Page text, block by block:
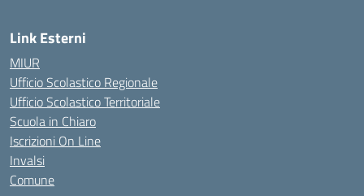
Link Esterni
MIUR
Ufficio Scolastico Regionale
Ufficio Scolastico Territoriale
Scuola in Chiaro
Iscrizioni On Line
Invalsi
Comune